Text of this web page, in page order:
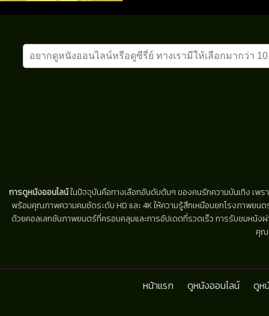
การดูหนังออนไลน์ในปัจจุบันคือทางเลือกอันดับต้นๆ ของคนรักความบันเทิง เพร
พร้อมคุณภาพความคมชัดระดับ HD และ 4K ให้ความรู้สึกเหมือนยกโรงภาพยน
ด้วยคอลเลกชันภาพยนตร์ที่ครอบคลุมและการอัปเดตที่รวดเร็ว การรับชมหนัง
คุณ
หน้าแรก ดูหนังออนไลน์ ดูห